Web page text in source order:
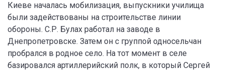
Киеве началась мобилизация, выпускники училища
были задействованы на строительстве линии
обороны. С.Р. Булах работал на заводе в
Днепропетровске. Затем он с группой односельчан
пробрался в родное село. На тот момент в селе
базировался артиллерийский полк, в который Сергей